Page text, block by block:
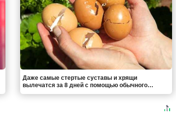
Даже самые стертые суставы и хрящи
вылечатся за 8 дней с помощью обычного…